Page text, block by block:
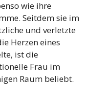
wie ihre
Seitdem sie im
und verletzte
Herzen eines
ist die
Frau im
Raum beliebt.